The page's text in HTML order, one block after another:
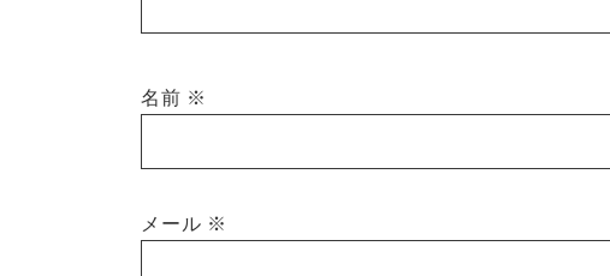
名前 ※
メール ※